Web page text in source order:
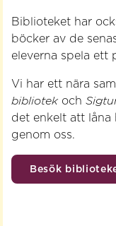
Biblioteket har
böcker av de
eleverna spela ett
Vi har ett nära
bibliotek och
det enkelt att låna
genom oss.
Besök